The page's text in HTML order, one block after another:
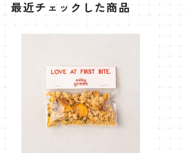
最近チェックした商品